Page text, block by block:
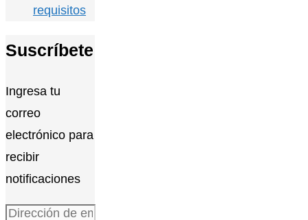
requisitos
Suscríbete
Ingresa tu
correo
electrónico para
recibir
notificaciones
Dirección